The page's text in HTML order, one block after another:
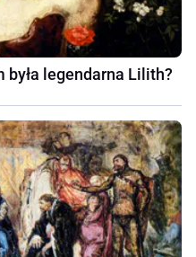
była legendarna Lilith?